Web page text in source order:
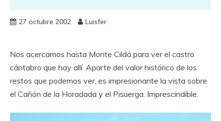
27 octubre 2002 Luisfer
Nos acercamos hasta Monte Cildá para ver el castro
cántabro que hay allí. Aparte del valor histórico de los
restos que podemos ver, es impresionante la vista sobre
el Cañón de la Horadada y el Pisuerga. Imprescindible.